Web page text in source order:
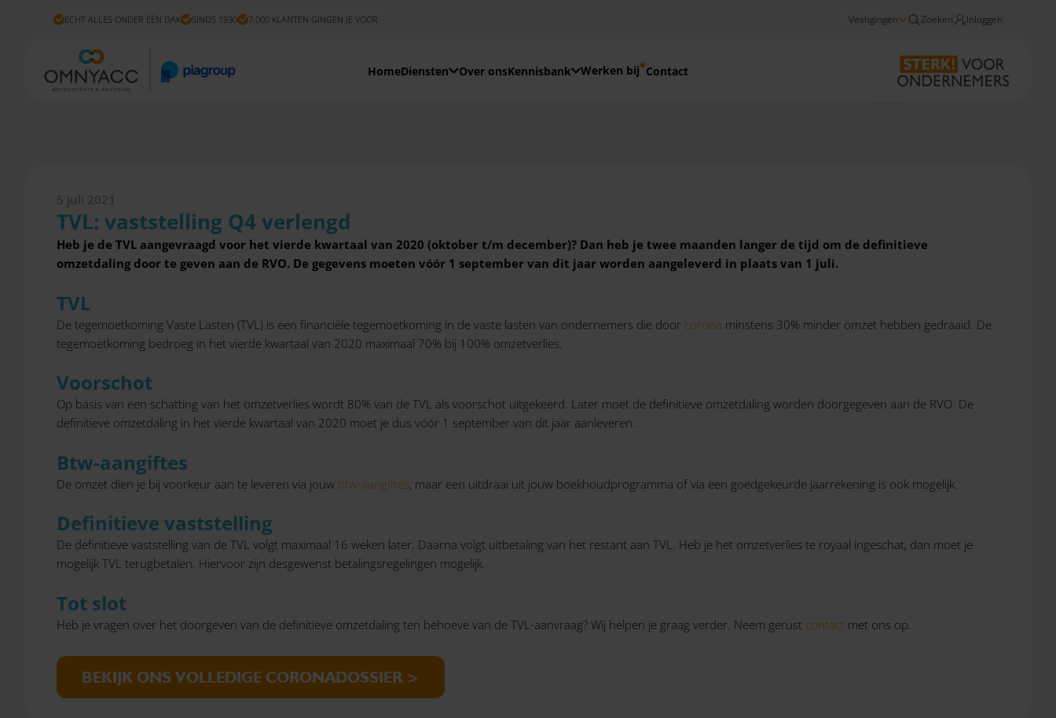
ECHT ALLES ONDER ÉÉN DAK SINDS 1930 7.000 KLANTEN GINGEN JE VOOR Vestigingen Zoeken Inloggen
HomeDiensten Over onsKennisbank Werken bij Contact
TVL: vaststelling Q4 verlengd
5 juli 2021
TVL: vaststelling Q4 verlengd
Heb je de TVL aangevraagd voor het vierde kwartaal van 2020 (oktober t/m december)? Dan heb je twee maanden langer de tijd om de definitieve
omzetdaling door te geven aan de RVO. De gegevens moeten vóór 1 september van dit jaar worden aangeleverd in plaats van 1 juli.
TVL
De tegemoetkoming Vaste Lasten (TVL) is een financiële tegemoetkoming in de vaste lasten van ondernemers die door corona minstens 30% minder omzet hebben gedraaid. De
tegemoetkoming bedroeg in het vierde kwartaal van 2020 maximaal 70% bij 100% omzetverlies.
Voorschot
Op basis van een schatting van het omzetverlies wordt 80% van de TVL als voorschot uitgekeerd. Later moet de definitieve omzetdaling worden doorgegeven aan de RVO. De
definitieve omzetdaling in het vierde kwartaal van 2020 moet je dus vóór 1 september van dit jaar aanleveren.
Btw-aangiftes
De omzet dien je bij voorkeur aan te leveren via jouw btw-aangiftes, maar een uitdraai uit jouw boekhoudprogramma of via een goedgekeurde jaarrekening is ook mogelijk.
Definitieve vaststelling
De definitieve vaststelling van de TVL volgt maximaal 16 weken later. Daarna volgt uitbetaling van het restant aan TVL. Heb je het omzetverlies te royaal ingeschat, dan moet je
mogelijk TVL terugbetalen. Hiervoor zijn desgewenst betalingsregelingen mogelijk.
Tot slot
Heb je vragen over het doorgeven van de definitieve omzetdaling ten behoeve van de TVL-aanvraag? Wij helpen je graag verder. Neem gerust contact met ons op.
BEKIJK ONS VOLLEDIGE CORONADOSSIER >